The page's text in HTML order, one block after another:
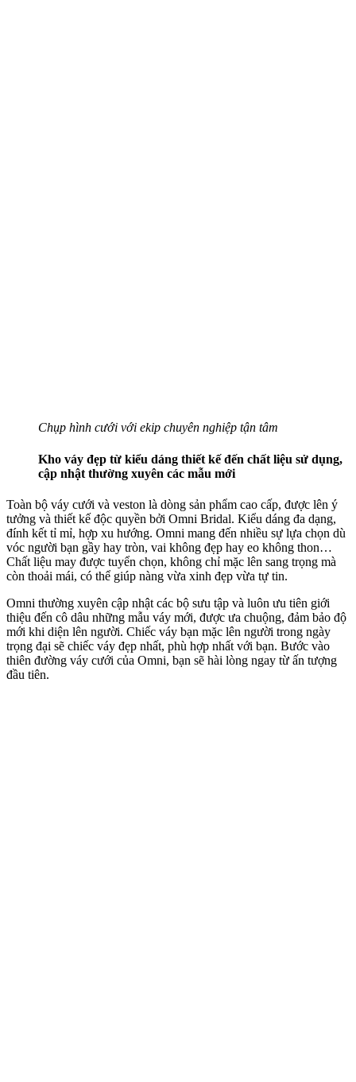
Chụp hình cưới với ekip chuyên nghiệp tận tâm
Kho váy đẹp từ kiểu dáng thiết kế đến chất liệu sử dụng,
cập nhật thường xuyên các mẫu mới
Toàn bộ váy cưới và veston là dòng sản phẩm cao cấp, được lên ý
tưởng và thiết kế độc quyền bởi Omni Bridal. Kiểu dáng đa dạng,
đính kết tỉ mỉ, hợp xu hướng. Omni mang đến nhiều sự lựa chọn dù
vóc người bạn gầy hay tròn, vai không đẹp hay eo không thon…
Chất liệu may được tuyển chọn, không chỉ mặc lên sang trọng mà
còn thoải mái, có thể giúp nàng vừa xinh đẹp vừa tự tin.
Omni thường xuyên cập nhật các bộ sưu tập và luôn ưu tiên giới
thiệu đến cô dâu những mẫu váy mới, được ưa chuộng, đảm bảo độ
mới khi diện lên người. Chiếc váy bạn mặc lên người trong ngày
trọng đại sẽ chiếc váy đẹp nhất, phù hợp nhất với bạn. Bước vào
thiên đường váy cưới của Omni, bạn sẽ hài lòng ngay từ ấn tượng
đầu tiên.